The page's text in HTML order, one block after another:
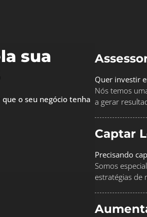
sua
o seu negócio tenha
Quer investir
Nós temos
a gerar
Captar
Precisando
Somos
estratégias de